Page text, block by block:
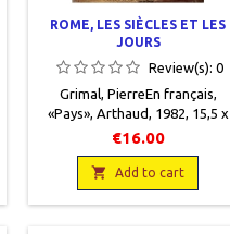
ROME, LES SIÈCLES ET LES
JOURS
Review(s):0
Grimal, PierreEn français,
«Pays», Arthaud, 1982, 15,5 x
23,5, 244 pages, broché,
occasion, 9782700304169. Très
bon état, livre protégé par une
couverture plastique.
€16.00
 Add to cart